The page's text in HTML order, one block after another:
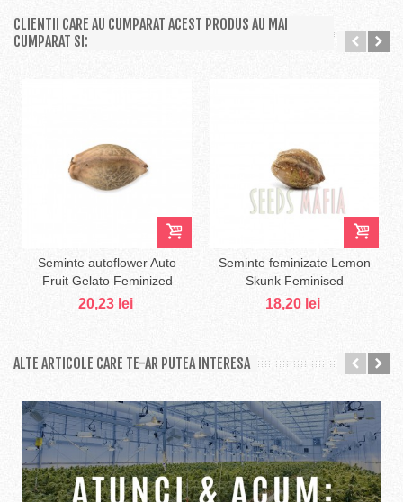
CLIENTII CARE AU CUMPARAT ACEST PRODUS AU MAI
CUMPARAT SI:
Seminte autoflower Auto
Fruit Gelato Feminized
20,23 lei
Seminte feminizate Lemon
Skunk Feminised
18,20 lei
ALTE ARTICOLE CARE TE-AR PUTEA INTERESA